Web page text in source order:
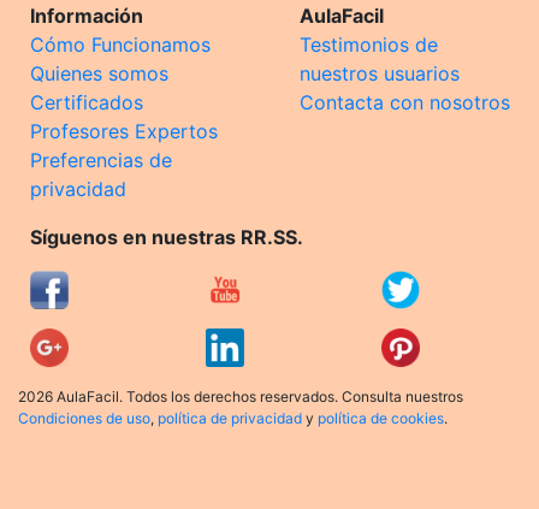
Información
Cómo Funcionamos
Quienes somos
Certificados
Profesores Expertos
Preferencias de
privacidad
AulaFacil
Testimonios de
nuestros usuarios
Contacta con nosotros
Síguenos en nuestras RR.SS.
2026 AulaFacil. Todos los derechos reservados. Consulta nuestros
Condiciones de uso, política de privacidad y política de cookies.